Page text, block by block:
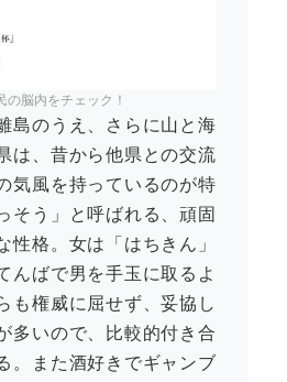
の脳内をチェック！
島のうえ、さらに山と海
は、昔から他県との交流
気風を持っているのが特
そう」と呼ばれる、頑固
性格。女は「はちきん」
んばで男を手玉に取るよ
も権威に屈せず、妥協し
多いので、比較的付き合
。また酒好きでギャンブ